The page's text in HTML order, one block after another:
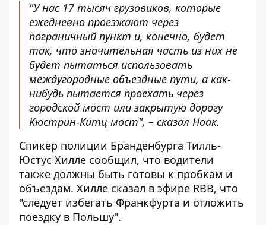
"У нас 17 тысяч грузовиков, которые
ежедневно проезжают через
пограничный пункт и, конечно, будет
так, что значительная часть из них не
будет пытаться использовать
междугородные объездные пути, а как-
нибудь пытается проехать через
городской мост или закрытую дорогу
Кюстрин-Китц мост", – сказал Ноак.
Спикер полиции Бранденбурга Тилль-
Юстус Хилле сообщил, что водители
также должны быть готовы к пробкам и
объездам. Хилле сказал в эфире RBB, что
"следует избегать Франкфурта и отложить
поездку в Польшу".